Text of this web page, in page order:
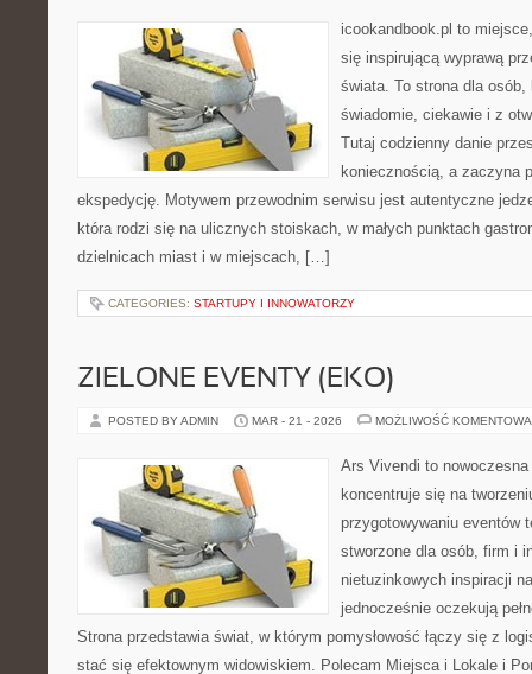
icookandbook.pl to
się inspirującą wyprawą
świata. To strona dla
świadomie, ciekawie i z
Tutaj codzienny danie
koniecznością, a zaczyna
ekspedycję. Motywem przewodnim serwisu jest autentyczne
która rodzi się na ulicznych stoiskach, w małych punktach
dzielnicach miast i w miejscach, […]
CATEGORIES: STARTUPY I INNOWATORZY
ZIELONE EVENTY (EKO)
POSTED BY ADMIN MAR - 21 - 2026 MOŻLIWOŚĆ
Ars Vivendi to
koncentruje się na
przygotowywaniu eventów
stworzone dla osób, firm i
nietuzinkowych inspiracji
jednocześnie oczekują
Strona przedstawia świat, w którym pomysłowość łączy się z
stać się efektownym widowiskiem. Polecam Miejsca i Lokale i